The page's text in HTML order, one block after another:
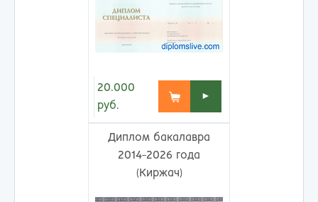
20.000
руб.
►
Диплом бакалавра
2014-2026 года
(Киржач)